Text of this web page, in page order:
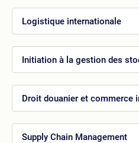
Logistique internationale
Initiation à la gestion des
Droit douanier et commerce
Supply Chain Management